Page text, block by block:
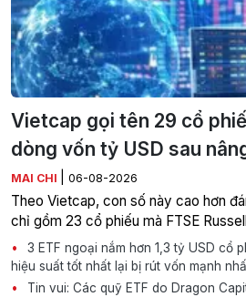
Vietcap gọi tên 29 cổ
dòng vốn tỷ USD sau
MAI CHI 06-08-2026
Theo Vietcap, con số này cao hơn
chỉ gồm 23 cổ phiếu mà FTSE
3 ETF ngoại nắm hơn 1,3 tỷ USD cổ
hiệu suất tốt nhất lại bị rút vốn mạnh
Tin vui: Các quỹ ETF do Dragon